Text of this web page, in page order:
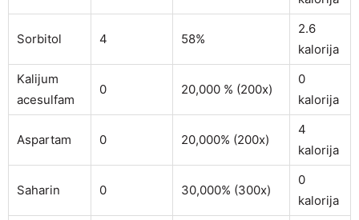
Sorbitol 4 58%
2.6
kalorija
Kalijum
acesulfam
0 20,000 % (200x)
0
kalorija
Aspartam 0 20,000% (200x)
4
kalorija
Saharin 0 30,000% (300x)
0
kalorija